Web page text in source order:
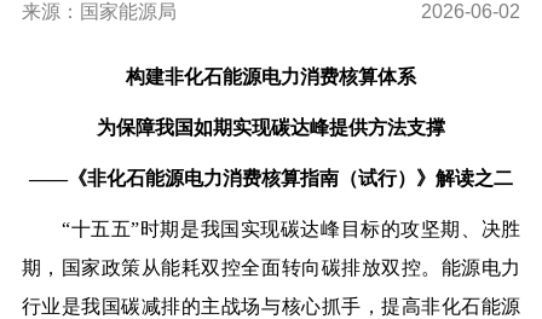
来源：国家能源局 2026-06-02
构建非化石能源电力消费核算体系
为保障我国如期实现碳达峰提供方法支撑
——《非化石能源电力消费核算指南（试行）》 解读之二
“十五五”时期是我国实现碳达峰目标的攻坚期、决胜
期，国家政策从能耗双控全面转向碳排放双控。能源电力
行业是我国碳减排的主战场与核心抓手，提高非化石能源